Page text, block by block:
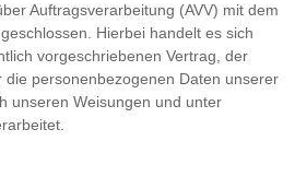
Auftragsverarbeitung (AVV) mit dem
Hierbei handelt es sich
vorgeschriebenen Vertrag, der
die personenbezogenen Daten unserer
unseren Weisungen und unter